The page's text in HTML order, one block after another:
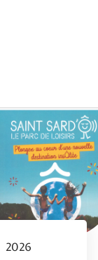
2026